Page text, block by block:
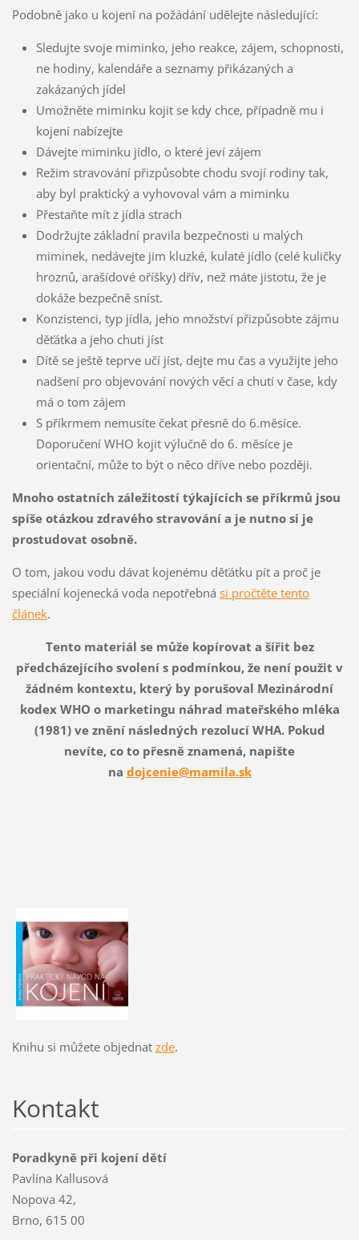
Podobně jako u kojení na požádání udělejte následující:
Sledujte svoje miminko, jeho reakce, zájem, schopnosti,
ne hodiny, kalendáře a seznamy přikázaných a
zakázaných jídel
Umožněte miminku kojit se kdy chce, případně mu i
kojení nabízejte
Dávejte miminku jídlo, o které jeví zájem
Režim stravování přizpůsobte chodu svojí rodiny tak,
aby byl praktický a vyhovoval vám a miminku
Přestaňte mít z jídla strach
Dodržujte základní pravila bezpečnosti u malých
miminek, nedávejte jim kluzké, kulaté jídlo (celé kuličky
hroznů, arašídové oříšky) dřív, než máte jistotu, že je
dokáže bezpečně sníst.
Konzistenci, typ jídla, jeho množství přizpůsobte zájmu
děťátka a jeho chuti jíst
Dítě se ještě teprve učí jíst, dejte mu čas a využijte jeho
nadšení pro objevování nových věcí a chutí v čase, kdy
má o tom zájem
S příkrmem nemusíte čekat přesně do 6.měsíce.
Doporučení WHO kojit výlučně do 6. měsíce je
orientační, může to být o něco dříve nebo později.
Mnoho ostatních záležitostí týkajících se příkrmů jsou
spíše otázkou zdravého stravování a je nutno si je
prostudovat osobně.
O tom, jakou vodu dávat kojenému děťátku pít a proč je
speciální kojenecká voda nepotřebná si pročtěte tento
článek.
Tento materiál se může kopírovat a šířit bez
předcházejícího svolení s podmínkou, že není použit v
žádném kontextu, který by porušoval Mezinárodní
kodex WHO o marketingu náhrad mateřského mléka
(1981) ve znění následných rezolucí WHA. Pokud
nevíte, co to přesně znamená, napište
na dojcenie@mamila.sk
Knihu si můžete objednat zde.
Kontakt
Poradkyně při kojení dětí
Pavlína Kallusová
Nopova 42,
Brno, 615 00